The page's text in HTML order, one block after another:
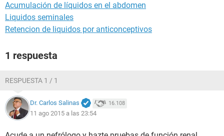
Acumulación de líquidos en el abdomen
Liquidos seminales
Retencion de liquidos por anticonceptivos
1 respuesta
RESPUESTA 1 / 1
Dr. Carlos Salinas 16.108
11 ago 2015 a las 23:54